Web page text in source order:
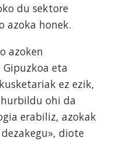
du sektore
azoka honek.
azoken
eta
ez ezik,
ohi da
erabiliz, azokak
diote